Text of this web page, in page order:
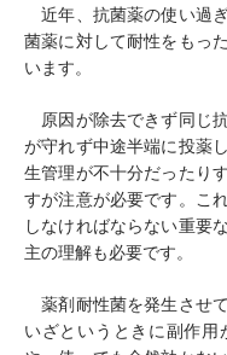
近年、抗菌薬の使い過
菌薬に対して耐性をもっ
います。
原因が除去できず同じ
が守れず中途半端に投薬
生管理が不十分だったり
すが注意が必要です。こ
しなければならない重要
主の理解も必要です。
薬剤耐性菌を発生させ
いざというときに副作